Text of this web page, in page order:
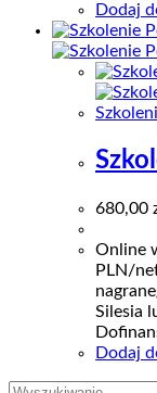
Dodaj
680,00
Online
PLN/
Silesia
Dodaj